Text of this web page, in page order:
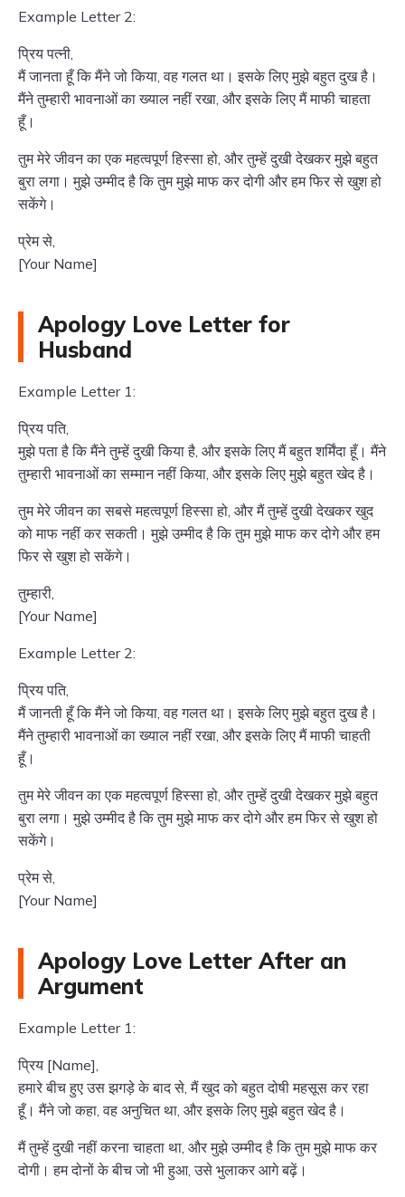
Example Letter 2:
प्रिय पत्नी,
मैं जानता हूँ कि मैंने जो किया, वह गलत था। इसके लिए मुझे बहुत दुख है।
मैंने तुम्हारी भावनाओं का ख्याल नहीं रखा, और इसके लिए मैं माफी चाहता
हूँ।
तुम मेरे जीवन का एक महत्वपूर्ण हिस्सा हो, और तुम्हें दुखी देखकर मुझे बहुत
बुरा लगा। मुझे उम्मीद है कि तुम मुझे माफ कर दोगी और हम फिर से खुश हो
सकेंगे।
प्रेम से,
[Your Name]
Apology Love Letter for
Husband
Example Letter 1:
प्रिय पति,
मुझे पता है कि मैंने तुम्हें दुखी किया है, और इसके लिए मैं बहुत शर्मिंदा हूँ। मैंने
तुम्हारी भावनाओं का सम्मान नहीं किया, और इसके लिए मुझे बहुत खेद है।
तुम मेरे जीवन का सबसे महत्वपूर्ण हिस्सा हो, और मैं तुम्हें दुखी देखकर खुद
को माफ नहीं कर सकती। मुझे उम्मीद है कि तुम मुझे माफ कर दोगे और हम
फिर से खुश हो सकेंगे।
तुम्हारी,
[Your Name]
Example Letter 2:
प्रिय पति,
मैं जानती हूँ कि मैंने जो किया, वह गलत था। इसके लिए मुझे बहुत दुख है।
मैंने तुम्हारी भावनाओं का ख्याल नहीं रखा, और इसके लिए मैं माफी चाहती
हूँ।
तुम मेरे जीवन का एक महत्वपूर्ण हिस्सा हो, और तुम्हें दुखी देखकर मुझे बहुत
बुरा लगा। मुझे उम्मीद है कि तुम मुझे माफ कर दोगे और हम फिर से खुश हो
सकेंगे।
प्रेम से,
[Your Name]
Apology Love Letter After an
Argument
Example Letter 1:
प्रिय [Name],
हमारे बीच हुए उस झगड़े के बाद से, मैं खुद को बहुत दोषी महसूस कर रहा
हूँ। मैंने जो कहा, वह अनुचित था, और इसके लिए मुझे बहुत खेद है।
मैं तुम्हें दुखी नहीं करना चाहता था, और मुझे उम्मीद है कि तुम मुझे माफ कर
दोगी। हम दोनों के बीच जो भी हुआ, उसे भुलाकर आगे बढ़ें।